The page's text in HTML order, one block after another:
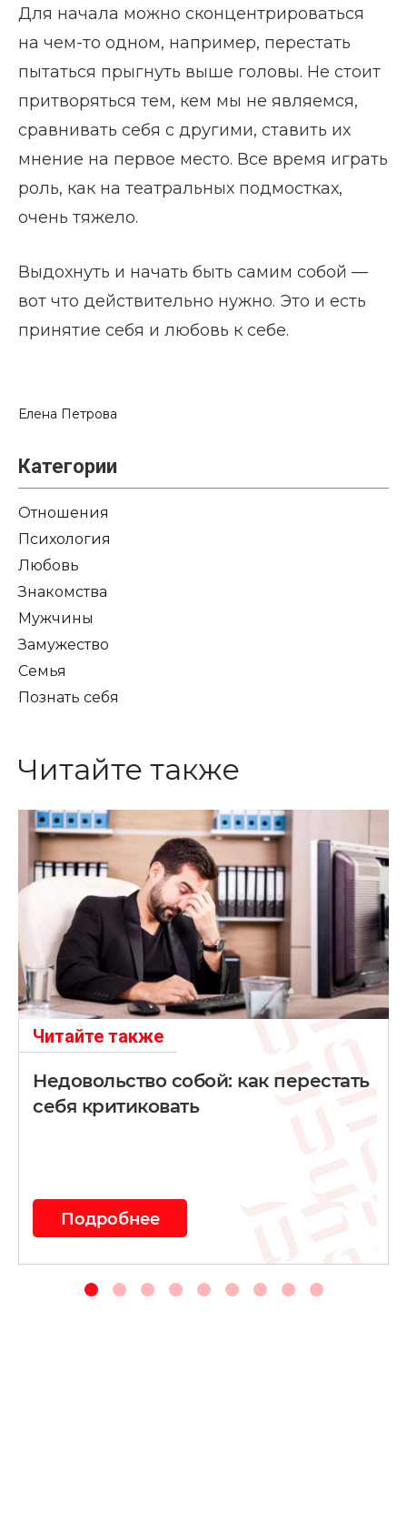
Для начала можно сконцентрироваться
на чем-то одном, например, перестать
пытаться прыгнуть выше головы. Не стоит
притворяться тем, кем мы не являемся,
сравнивать себя с другими, ставить их
мнение на первое место. Все время играть
роль, как на театральных подмостках,
очень тяжело.
Выдохнуть и начать быть самим собой —
вот что действительно нужно. Это и есть
принятие себя и любовь к себе.
Елена Петрова
Категории
Отношения
Психология
Любовь
Знакомства
Мужчины
Замужество
Семья
Познать себя
Читайте также
Читайте также
Недовольство собой: как перестать
себя критиковать
Подробнее